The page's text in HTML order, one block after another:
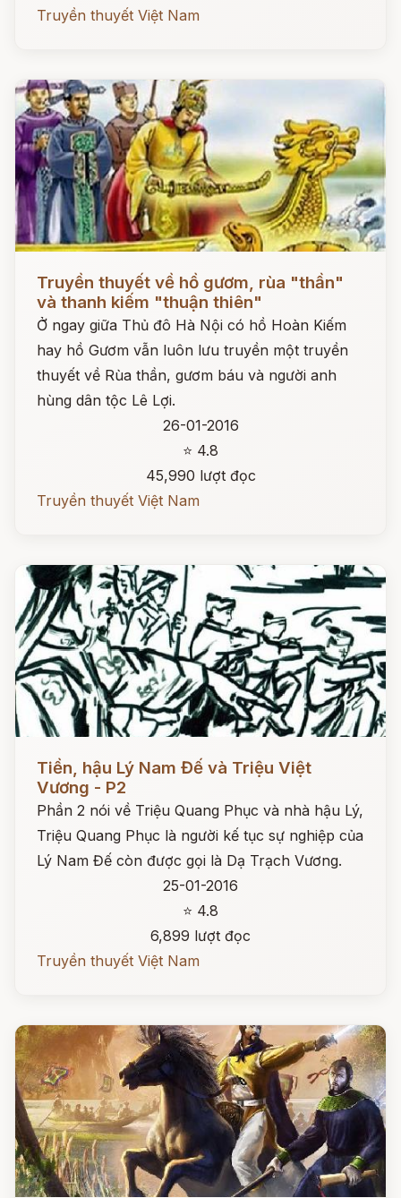
Truyền thuyết Việt Nam
Đọc ngay
Truyền thuyết về hồ gươm, rùa "thần"
và thanh kiếm "thuận thiên"
Ở ngay giữa Thủ đô Hà Nội có hồ Hoàn Kiếm
hay hồ Gươm vẫn luôn lưu truyền một truyền
thuyết về Rùa thần, gươm báu và người anh
hùng dân tộc Lê Lợi.
26-01-2016
⭐ 4.8
45,990 lượt đọc
Truyền thuyết Việt Nam
Đọc ngay
Tiền, hậu Lý Nam Đế và Triệu Việt
Vương - P2
Phần 2 nói về Triệu Quang Phục và nhà hậu Lý,
Triệu Quang Phục là người kế tục sự nghiệp của
Lý Nam Đế còn được gọi là Dạ Trạch Vương.
25-01-2016
⭐ 4.8
6,899 lượt đọc
Truyền thuyết Việt Nam